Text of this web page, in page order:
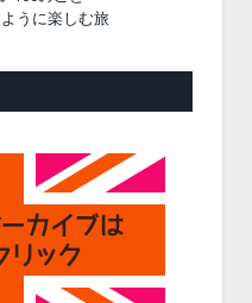
うに楽しむ旅